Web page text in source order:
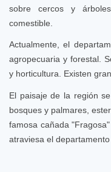
sobre cercos y
comestible.
Actualmente, el
agropecuaria y forestal.
y horticultura. Existen
El paisaje de la región
bosques y palmares,
famosa cañada
atraviesa el